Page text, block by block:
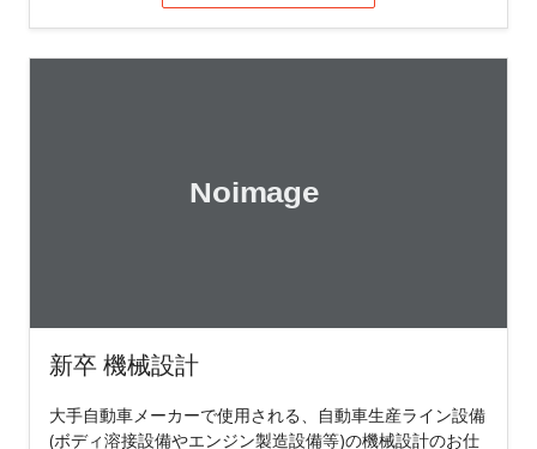
新卒 機械設計
大手自動車メーカーで使用される、自動車生産ライン設備
(ボディ溶接設備やエンジン製造設備等)の機械設計のお仕